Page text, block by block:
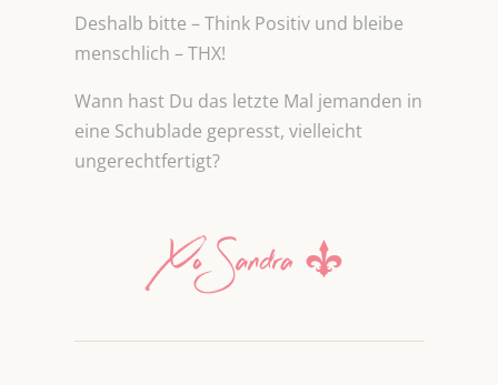
Deshalb bitte – Think Positiv und bleibe
menschlich – THX!
Wann hast Du das letzte Mal jemanden in
eine Schublade gepresst, vielleicht
ungerechtfertigt?